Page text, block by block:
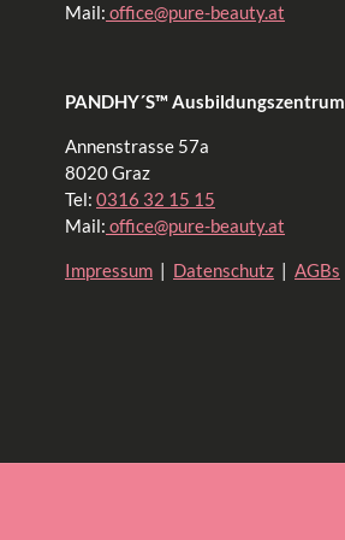
Mail: office@pure-beauty.at
PANDHY´S™ Ausbildungszentrum
Annenstrasse 57a
8020 Graz
Tel: 0316 32 15 15
Mail: office@pure-beauty.at
Impressum | Datenschutz | AGBs